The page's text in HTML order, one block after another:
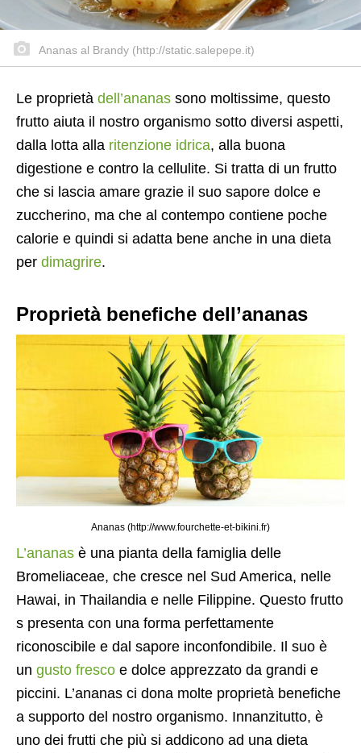
Ananas al Brandy (http://static.salepepe.it)
Le proprietà dell’ananas sono moltissime, questo
frutto aiuta il nostro organismo sotto diversi aspetti,
dalla lotta alla ritenzione idrica, alla buona
digestione e contro la cellulite. Si tratta di un frutto
che si lascia amare grazie il suo sapore dolce e
zuccherino, ma che al contempo contiene poche
calorie e quindi si adatta bene anche in una dieta
per dimagrire.
Proprietà benefiche dell’ananas
Ananas (http://www.fourchette-et-bikini.fr)
L’ananas è una pianta della famiglia delle
Bromeliaceae, che cresce nel Sud America, nelle
Hawai, in Thailandia e nelle Filippine. Questo frutto
s presenta con una forma perfettamente
riconoscibile e dal sapore inconfondibile. Il suo è
un gusto fresco e dolce apprezzato da grandi e
piccini. L’ananas ci dona molte proprietà benefiche
a supporto del nostro organismo. Innanzitutto, è
uno dei frutti che più si addicono ad una dieta